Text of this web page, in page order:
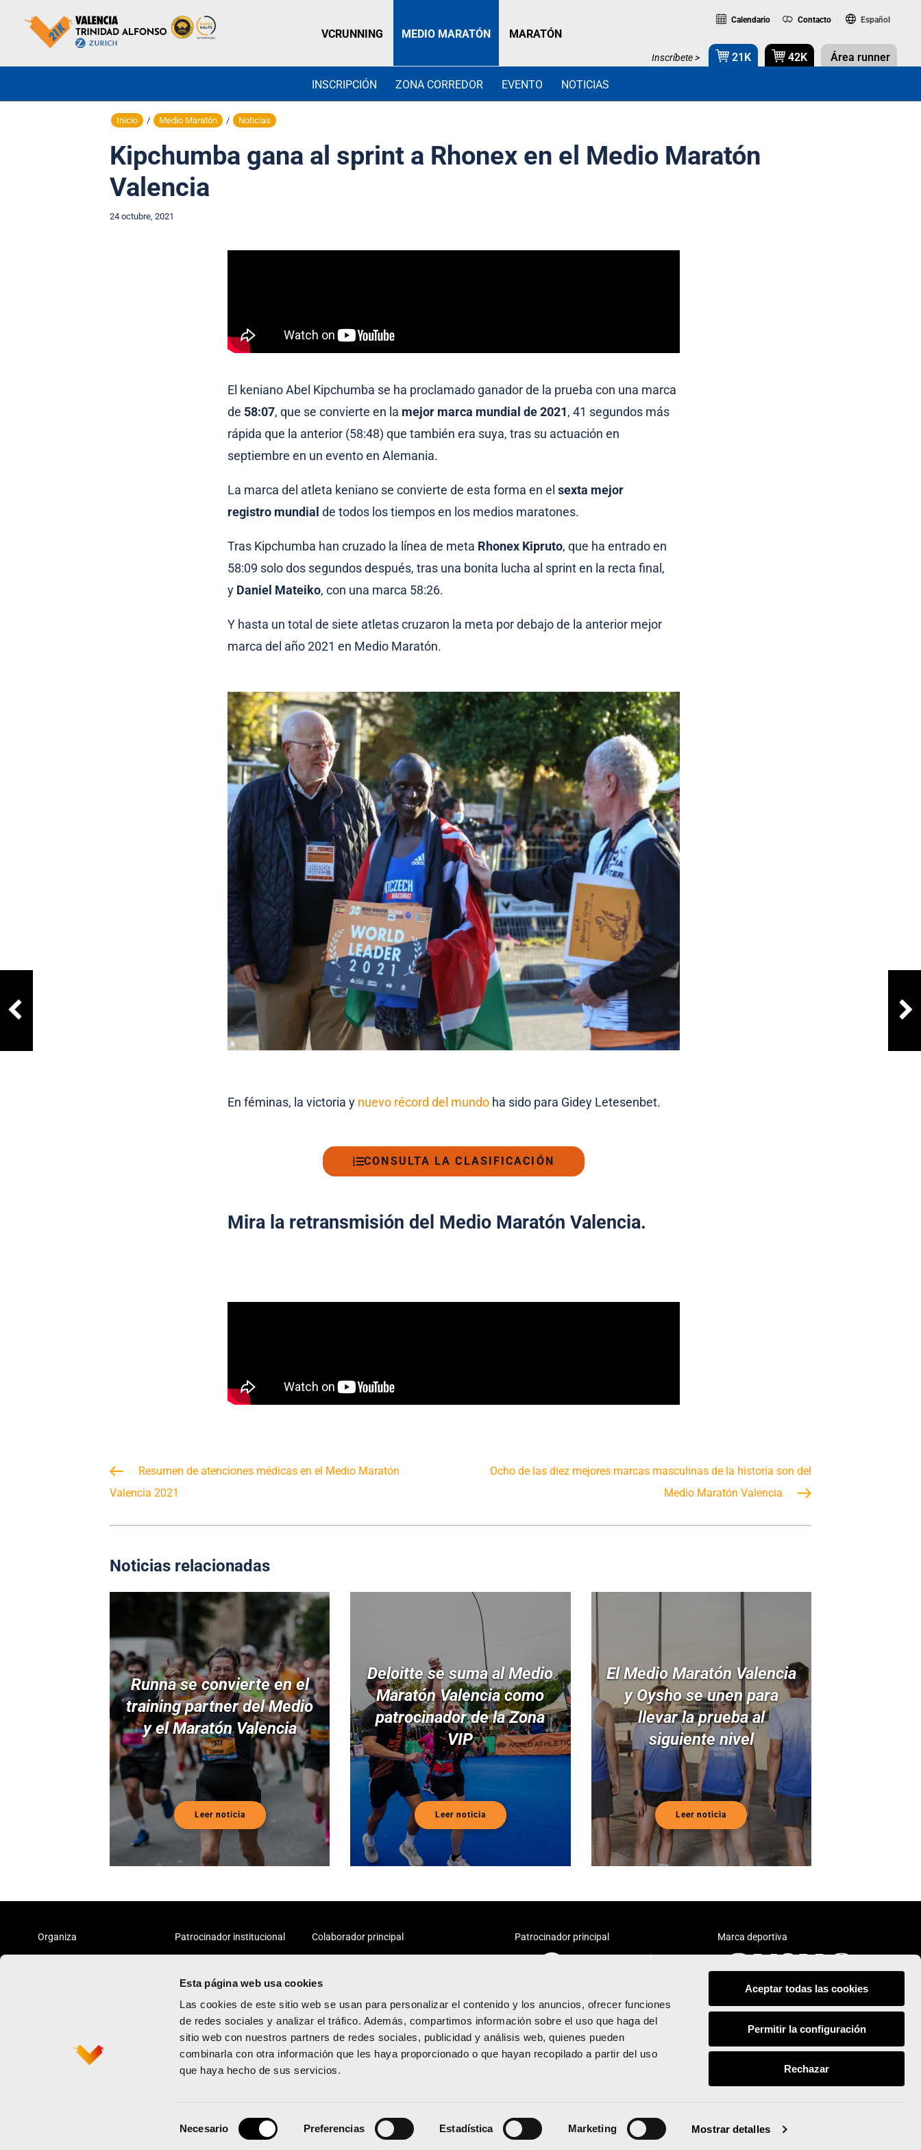
Esta página web usa cookies
Las cookies de este sitio web se usan para personalizar el contenido y los anuncios, ofrecer funciones
de redes sociales y analizar el tráfico. Además, compartimos información sobre el uso que haga del
sitio web con nuestros partners de redes sociales, publicidad y análisis web, quienes pueden
combinarla con otra información que les haya proporcionado o que hayan recopilado a partir del uso
que haya hecho de sus servicios.
Necesario Preferencias Estadística Marketing Mostrar detalles
Aceptar todas las cookies
Permitir la configuración
Rechazar
VCRUNNING MEDIO MARATÓN
INSCRIPCIÓN ZONA CORREDOR EVENTO NOTICIAS
MARATÓN
Calendario Contacto Español
Inscríbete > 21K 42K Área runner
Inicio / Medio Maratón / Noticias
Kipchumba gana al sprint a Rhonex en el Medio Maratón
Valencia
24 octubre, 2021
El keniano Abel Kipchumba se ha proclamado ganador de la prueba con una marca
de 58:07, que se convierte en la mejor marca mundial de 2021, 41 segundos más
rápida que la anterior (58:48) que también era suya, tras su actuación en
septiembre en un evento en Alemania.
La marca del atleta keniano se convierte de esta forma en el sexta mejor
registro mundial de todos los tiempos en los medios maratones.
Tras Kipchumba han cruzado la línea de meta Rhonex Kipruto, que ha entrado en
58:09 solo dos segundos después, tras una bonita lucha al sprint en la recta final,
y Daniel Mateiko, con una marca 58:26.
Y hasta un total de siete atletas cruzaron la meta por debajo de la anterior mejor
marca del año 2021 en Medio Maratón.
En féminas, la victoria y nuevo récord del mundo ha sido para Gidey Letesenbet.
CONSULTA LA CLASIFICACIÓN
Mira la retransmisión del Medio Maratón Valencia.
Resumen de atenciones médicas en el Medio Maratón
Valencia 2021
Ocho de las diez mejores marcas masculinas de la historia son del
Medio Maratón Valencia
Noticias relacionadas
Runna se convierte en el
training partner del Medio
y el Maratón Valencia
Leer noticia
Deloitte se suma al Medio
Maratón Valencia como
patrocinador de la Zona
VIP
Leer noticia
El Medio Maratón Valencia
y Oysho se unen para
llevar la prueba al
siguiente nivel
Leer noticia
Organiza Patrocinador institucional Colaborador principal Patrocinador principal Marca deportiva
Política de privacidad